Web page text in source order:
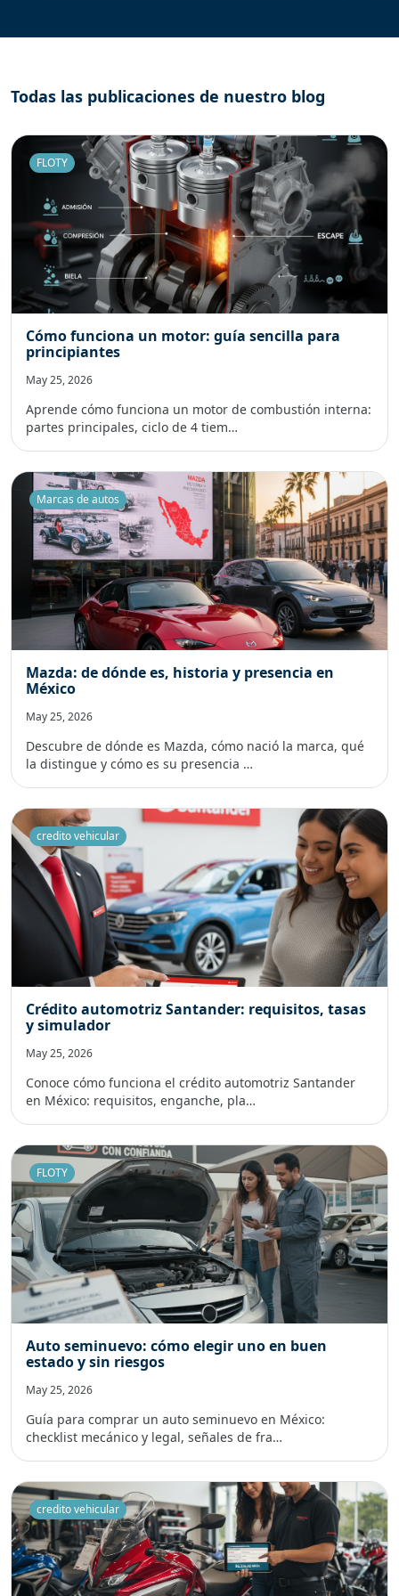
Todas las publicaciones de nuestro blog
FLOTY
Cómo funciona un motor: guía sencilla para
principiantes
May 25, 2026
Aprende cómo funciona un motor de combustión interna:
partes principales, ciclo de 4 tiem…
Marcas de autos
Mazda: de dónde es, historia y presencia en
México
May 25, 2026
Descubre de dónde es Mazda, cómo nació la marca, qué
la distingue y cómo es su presencia …
credito vehicular
Crédito automotriz Santander: requisitos, tasas
y simulador
May 25, 2026
Conoce cómo funciona el crédito automotriz Santander
en México: requisitos, enganche, pla…
FLOTY
Auto seminuevo: cómo elegir uno en buen
estado y sin riesgos
May 25, 2026
Guía para comprar un auto seminuevo en México:
checklist mecánico y legal, señales de fra…
credito vehicular